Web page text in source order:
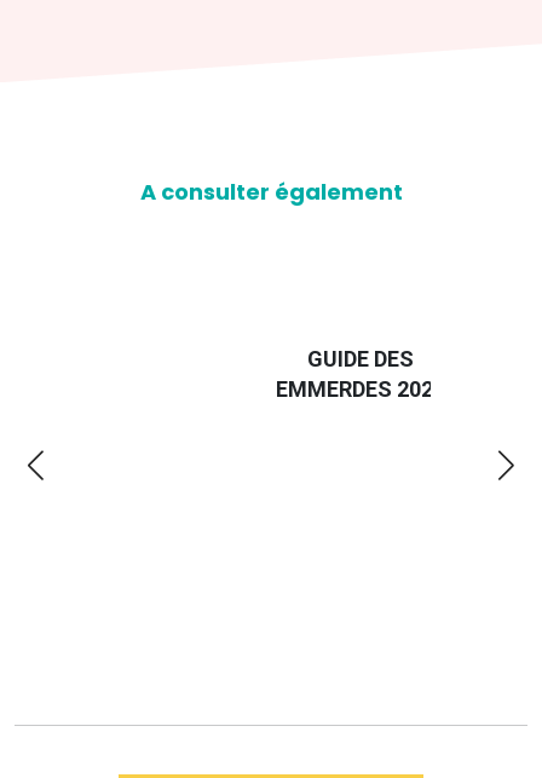
A consulter également
EMMERDES 2025